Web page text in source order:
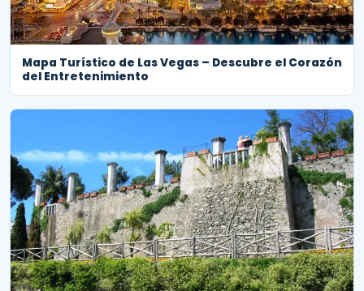
Mapa Turístico de Las Vegas – Descubre el Corazón
del Entretenimiento